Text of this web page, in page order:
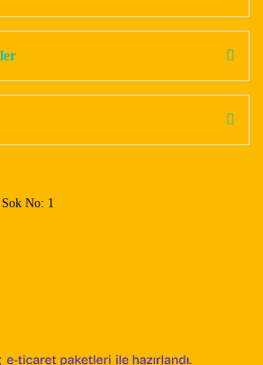
eksik bilgiler bulunuyor.
alternatifler olmalı.
Sok No: 1
ideasoft e-